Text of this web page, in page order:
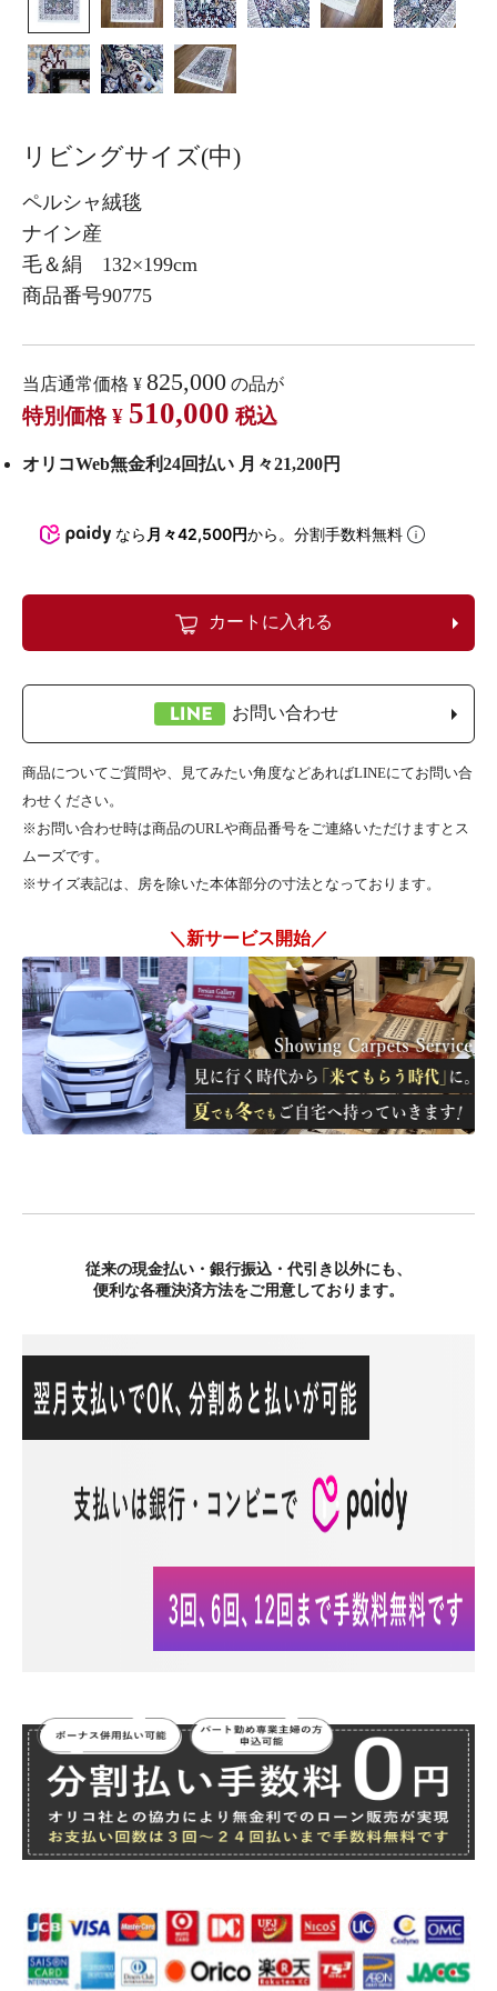
リビングサイズ(中)
ペルシャ絨毯
ナイン産
毛＆絹 132×199cm
商品番号90775
当店通常価格 ¥ 825,000 の品が
特別価格 ¥ 510,000 税込
オリコWeb無金利24回払い 月々21,200円
なら 月々42,500円から。分割手数料無料
カートに入れる
お問い合わせ
商品についてご質問や、見てみたい角度などあればLINEにてお問い合
わせください。
※お問い合わせ時は商品のURLや商品番号をご連絡いただけますとス
ムーズです。
※サイズ表記は、房を除いた本体部分の寸法となっております。
＼新サービス開始／
従来の現金払い・銀行振込・代引き以外にも、
便利な各種決済方法をご用意しております。